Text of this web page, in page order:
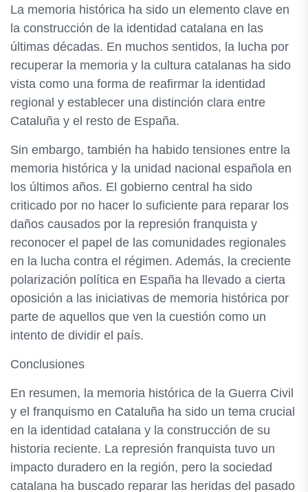
La memoria histórica ha sido un elemento clave en
la construcción de la identidad catalana en las
últimas décadas. En muchos sentidos, la lucha por
recuperar la memoria y la cultura catalanas ha sido
vista como una forma de reafirmar la identidad
regional y establecer una distinción clara entre
Cataluña y el resto de España.
Sin embargo, también ha habido tensiones entre la
memoria histórica y la unidad nacional española en
los últimos años. El gobierno central ha sido
criticado por no hacer lo suficiente para reparar los
daños causados por la represión franquista y
reconocer el papel de las comunidades regionales
en la lucha contra el régimen. Además, la creciente
polarización política en España ha llevado a cierta
oposición a las iniciativas de memoria histórica por
parte de aquellos que ven la cuestión como un
intento de dividir el país.
Conclusiones
En resumen, la memoria histórica de la Guerra Civil
y el franquismo en Cataluña ha sido un tema crucial
en la identidad catalana y la construcción de su
historia reciente. La represión franquista tuvo un
impacto duradero en la región, pero la sociedad
catalana ha buscado reparar las heridas del pasado